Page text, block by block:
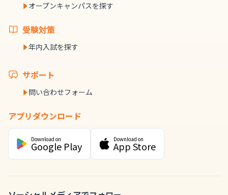
オープンキャンパスを探す
受験対策
年内入試を探す
サポート
問い合わせフォーム
アプリダウンロード
Download on
Google Play
Download on
App Store